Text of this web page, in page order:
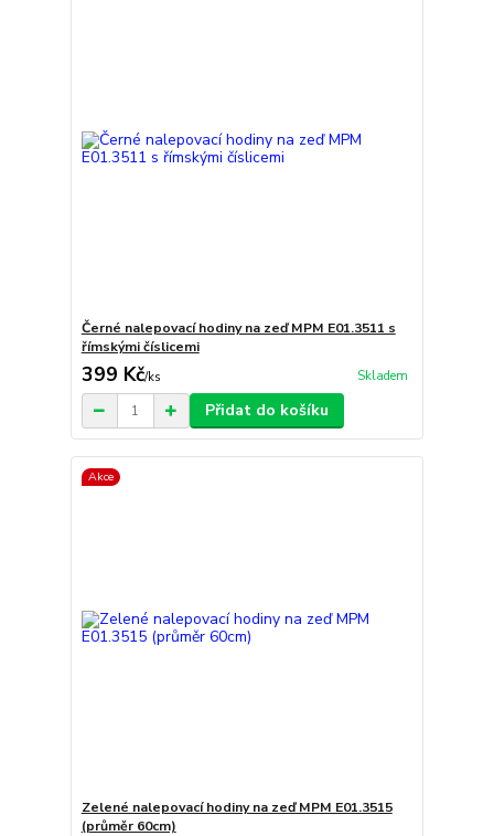
Černé nalepovací hodiny na zeď MPM E01.3511 s
římskými číslicemi
399 Kč/ks Skladem
Přidat do košíku
Akce
Zelené nalepovací hodiny na zeď MPM E01.3515
(průměr 60cm)